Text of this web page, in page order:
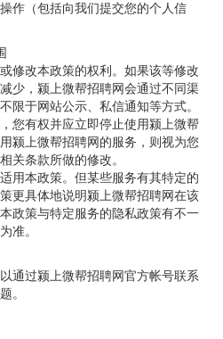
作（包括向我们提交您的个人信
修改本政策的权利。如果该等修改
少，颍上微帮招聘网会通过不同渠
限于网站公示、私信通知等方式。
您有权并应立即停止使用颍上微帮
颍上微帮招聘网的服务，则视为您
关条款所做的修改。
用本政策。但某些服务有其特定的
更具体地说明颍上微帮招聘网在该
政策与特定服务的隐私政策有不一
准。
通过颍上微帮招聘网官方帐号联系
。